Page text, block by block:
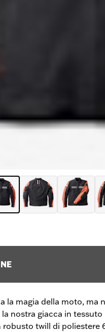
la magia della moto, ma
nostra giacca in tessuto
robusto twill di poliestere